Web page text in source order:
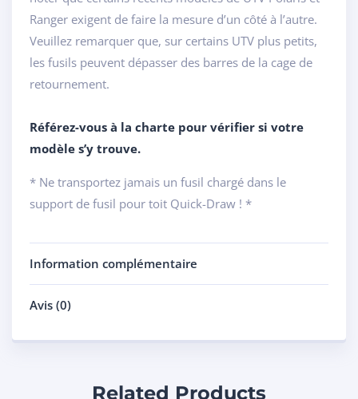
Ranger exigent de faire la mesure d’un côté à l’autre.
Veuillez remarquer que, sur certains UTV plus petits,
les fusils peuvent dépasser des barres de la cage de
retournement.
Référez-vous à la charte pour vérifier si votre
modèle s’y trouve.
* Ne transportez jamais un fusil chargé dans le
support de fusil pour toit Quick-Draw ! *
Information complémentaire
Avis (0)
Related Products